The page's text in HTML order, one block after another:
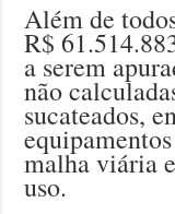
Além de
R$
a serem
não
sucateados,
malha viária
uso.